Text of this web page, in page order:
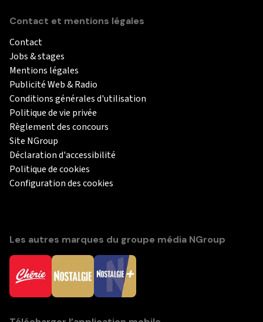
Contact et mentions légales
Contact
Jobs & stages
Mentions légales
Publicité Web & Radio
Conditions générales d'utilisation
Politique de vie privée
Règlement des concours
Site NGroup
Déclaration d'accessibilité
Politique de cookies
Configuration des cookies
Les autres marques du groupe média NGroup